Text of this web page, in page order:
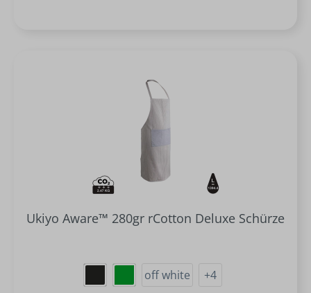
Ukiyo Aware™ 280gr rCotton Deluxe Schürze
off white +4